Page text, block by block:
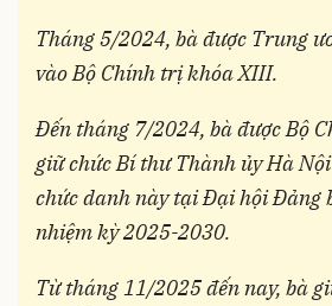
Tháng 5/2024, bà được Trung
vào Bộ Chính trị khóa XIII.
Đến tháng 7/2024, bà được Bộ
giữ chức Bí thư Thành ủy Hà
chức danh này tại Đại hội Đảng
nhiệm kỳ 2025-2030.
Từ tháng 11/2025 đến nay, bà